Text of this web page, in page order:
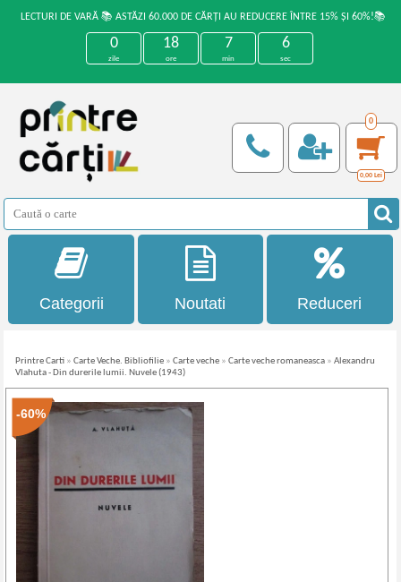
LECTURI DE VARĂ 📚 ASTĂZI 60.000 DE CĂRȚI AU REDUCERE ÎNTRE 15% ȘI 60%!📚
0
zile
18
ore
7
min
6
sec
0
0,00 Lei
Categorii Noutati Reduceri
Printre Carti »Carte Veche. Bibliofilie »Carte veche »Carte veche romaneasca »Alexandru
Vlahuta - Din durerile lumii. Nuvele (1943)
-60%